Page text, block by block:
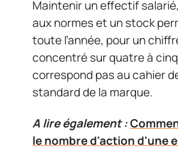
Maintenir un effectif
aux normes et un stock
toute l’année, pour un
concentré sur quatre à
correspond pas au cahier
standard de la marque.
A lire également :
le nombre d'action d'une